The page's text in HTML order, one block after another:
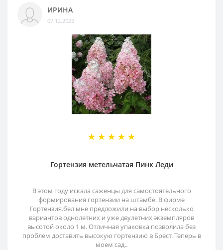
ИРИНА
07.12.2022
Гортензия метельчатая Пинк Леди
В этом году искала саженцы для самостоятельного
формирования гортензии на штамбе. В фирме
Гортензия.бел мне предложили на выбор несколько
вариантов однолетних и уже двулетних экземпляров
высотой около 1 м. Отличная упаковка позволила без
проблем доставить высокую гортензию в Брест. Теперь в
моем сад..